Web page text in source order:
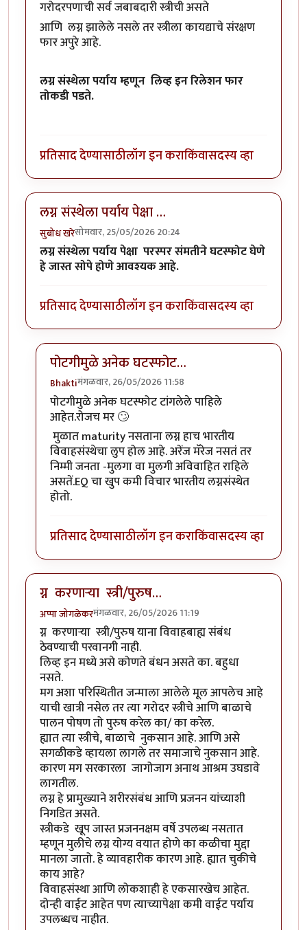
गरोदरपणाची सर्व जबाबदारी स्त्रीची असते
आणि लग्न झालेले नसले तर स्त्रीला कायद्याचे संरक्षण
फार अपुरे आहे.
लग्न संस्थेला पर्याय म्हणून लिव्ह इन रिलेशन फार
तोकडी पडते.
प्रतिसाद देण्यासाठीलॉग इन कराकिंवासदस्य व्हा
लग्न संस्थेला पर्याय पेक्षा …
सुबोध खरेसोमवार, 25/05/2026 20:24
लग्न संस्थेला पर्याय पेक्षा परस्पर संमतीने घटस्फोट घेणे
हे जास्त सोपे होणे आवश्यक आहे.
प्रतिसाद देण्यासाठीलॉग इन कराकिंवासदस्य व्हा
पोटगीमुळे अनेक घटस्फोट…
Bhaktiमंगळवार, 26/05/2026 11:58
In reply toलग्न संस्थेला पर्याय पेक्षा …by
पोटगीमुळे अनेक घटस्फोट टांगलेले पाहिले
आहेत.रोजच मर 🙄
मुळात maturity नसताना लग्न हाच भारतीय
विवाहसंस्थेचा लुप होल आहे. अरेंज मॅरेज नसतं तर
निम्मी जनता -मुलगा वा मुलगी अविवाहित राहिले
असतें.EQ चा खुप कमी विचार भारतीय लग्नसंस्थेत
होतो.
प्रतिसाद देण्यासाठीलॉग इन कराकिंवासदस्य व्हा
ग्न करणाऱ्या स्त्री/पुरुष…
अप्पा जोगळेकरमंगळवार, 26/05/2026 11:19
ग्न करणाऱ्या स्त्री/पुरुष याना विवाहबाह्य संबंध
ठेवण्याची परवानगी नाही.
लिव्ह इन मध्ये असे कोणते बंधन असते का. बहुधा
नसते.
मग अशा परिस्थितीत जन्माला आलेले मूल आपलेच आहे
याची खात्री नसेल तर त्या गरोदर स्त्रीचे आणि बाळाचे
पालन पोषण तो पुरुष करेल का/ का करेल.
ह्यात त्या स्त्रीचे, बाळाचे नुकसान आहे. आणि असे
सगळीकडे व्हायला लागले तर समाजाचे नुकसान आहे.
कारण मग सरकारला जागोजाग अनाथ आश्रम उघडावे
लागतील.
लग्न हे प्रामुख्याने शरीरसंबंध आणि प्रजनन यांच्याशी
निगडित असते.
स्त्रीकडे खूप जास्त प्रजननक्षम वर्षे उपलब्ध नसतात
म्हणून मुलीचे लग्न योग्य वयात होणे का कळीचा मुद्दा
मानला जातो. हे व्यावहारीक कारण आहे. ह्यात चुकीचे
काय आहे?
विवाहसंस्था आणि लोकशाही हे एकसारखेच आहेत.
दोन्ही वाईट आहेत पण त्याच्यापेक्षा कमी वाईट पर्याय
उपलब्धच नाहीत.